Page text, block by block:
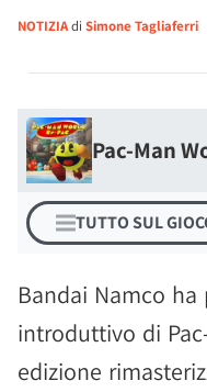
NOTIZIAdi Simone Tagliaferri
Pac-Man
TUTTO SUL
Bandai Namco
introduttivo di
edizione